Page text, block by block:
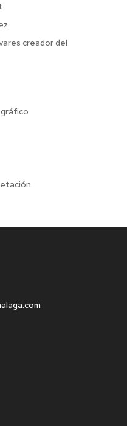
creador del